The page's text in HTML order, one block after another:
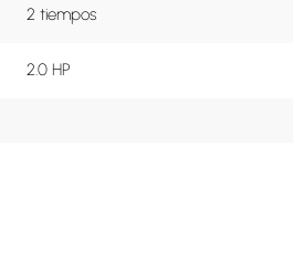
2 tiempos
2.0 HP